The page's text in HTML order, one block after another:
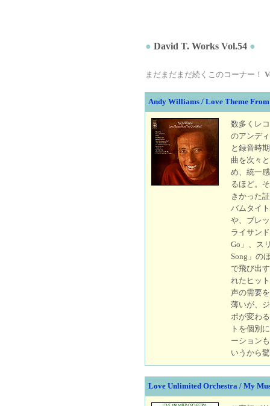
● David T. Works Vol.54 ●
まだまだまだ続くこのコーナー！
Andy Williams / Love Theme
数多くレ
のアンデ
と録音時
曲を次々
め、統一
るほど。
きかった
バムタイ
や、ブレ
ライサン
Go」、ス
Song」の
で飛び出
れたヒッ
声の需要
薄いが、
ポが変わ
トを個別
ーション
いうから
Love Unlimited Orchestra / My